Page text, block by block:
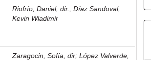
Riofrío, Daniel, dir. ;Díaz Sandoval,
Kevin Wladimir
Zaragocin, Sofía, dir;López Valverde,